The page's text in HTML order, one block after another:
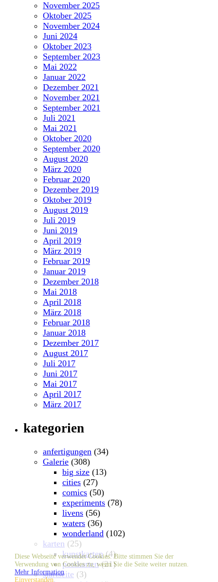
November 2025
Oktober 2025
November 2024
Juni 2024
Oktober 2023
September 2023
Mai 2022
Januar 2022
Dezember 2021
November 2021
September 2021
Juli 2021
Mai 2021
Oktober 2020
September 2020
August 2020
März 2020
Februar 2020
Dezember 2019
Oktober 2019
August 2019
Juli 2019
Juni 2019
April 2019
März 2019
Februar 2019
Januar 2019
Dezember 2018
Mai 2018
April 2018
März 2018
Februar 2018
Januar 2018
Dezember 2017
August 2017
Juli 2017
Juni 2017
Mai 2017
April 2017
März 2017
kategorien
anfertigungen (34)
Galerie (308)
big size (13)
cities (27)
comics (50)
experiments (78)
livens (56)
waters (36)
wonderland (102)
karten (25)
kunstkarten(4)
postkarten(21)
startseite (3)
Diese Webseite verwendet Cookies. Bitte stimmen Sie der
Verwendung von Cookies zu, wenn Sie die Seite weiter nutzen.
Mehr Information
Einverstanden